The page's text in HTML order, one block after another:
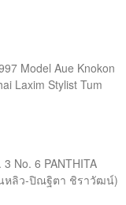
Model Aue Knokon
Laxim Stylist Tum
No. 6 PANTHITA
นหลิว-ปิณฐิตา ชิราวัฒน์)